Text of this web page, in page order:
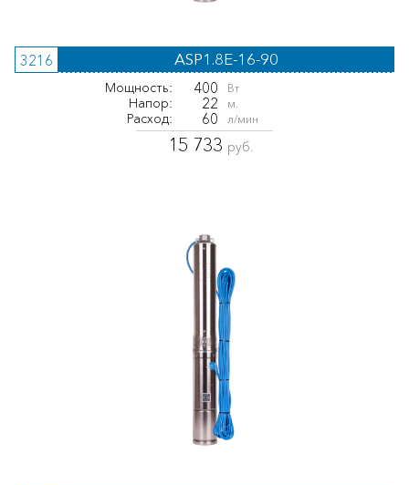
3216 ASP1.8E-16-90
Мощность: 400 Вт
Напор: 22 м.
Расход: 60 л/мин
15 733 руб.